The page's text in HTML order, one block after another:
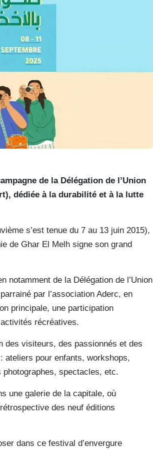
de la Délégation de l’Union
dédiée à la durabilité et à la lutte
s’est tenue du 7 au 13 juin 2015),
de Ghar El Melh signe son grand
notamment de la Délégation de l’Union
par l’association Aderc, en
principale, une participation
récréatives.
des visiteurs, des passionnés et des
ateliers pour enfants, workshops,
spectacles, etc.
une galerie de la capitale, où
des neuf éditions
dans ce festival d’envergure